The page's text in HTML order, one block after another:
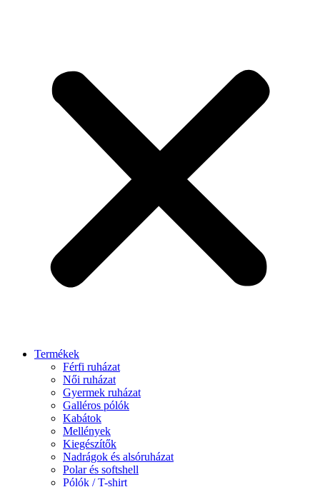
Termékek
Férfi ruházat
Női ruházat
Gyermek ruházat
Galléros pólók
Kabátok
Mellények
Kiegészítők
Nadrágok és alsóruházat
Polar és softshell
Pólók / T-shirt